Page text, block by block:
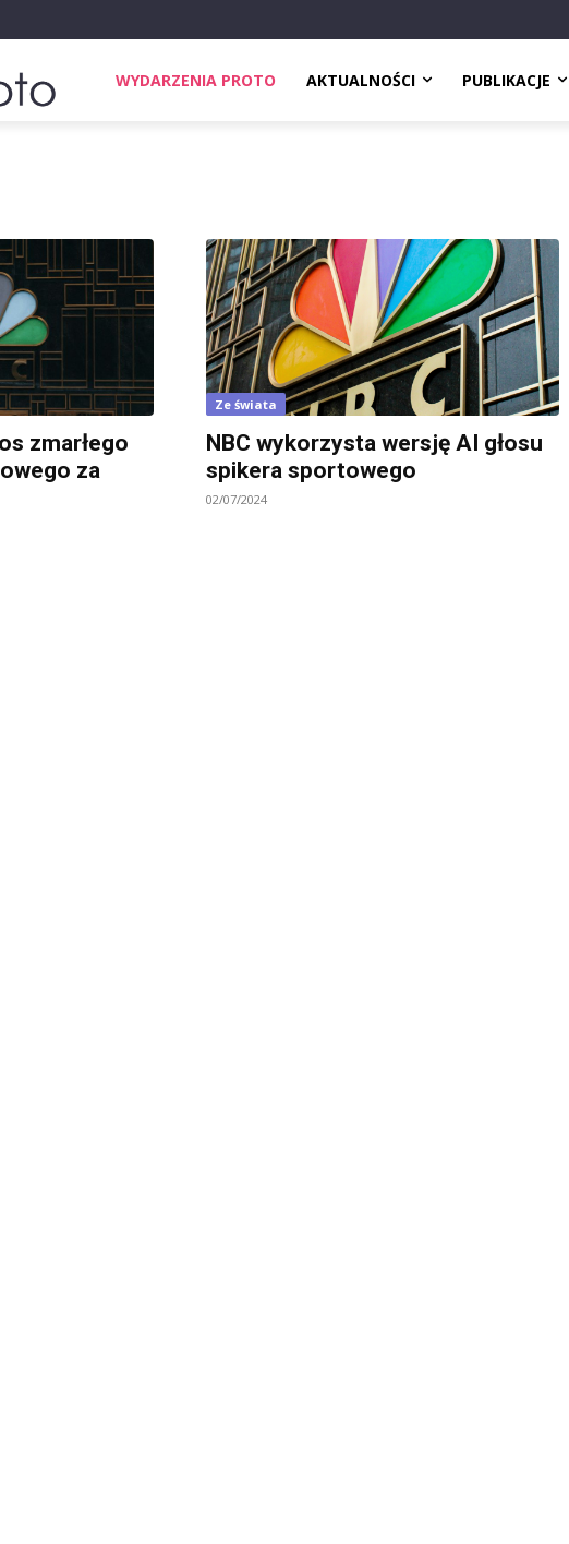
WYDARZENIA PROTO AKTUALNOŚCI PUBLIKACJE
zmarłego
za
Ze świata
NBC wykorzysta wersję AI głosu
spikera sportowego
02/07/2024